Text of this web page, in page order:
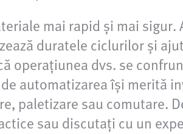
mai rapid și mai
duratele ciclurilor și
operațiunea dvs. se
automatizarea își merită
paletizare sau comutare.
sau discutați cu un